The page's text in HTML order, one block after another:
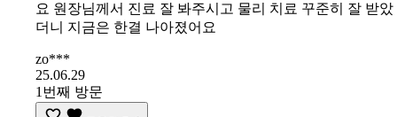
요 원장님께서 진료 잘 봐주시고 물리 치료 꾸준히 잘 받았
더니 지금은 한결 나아졌어요
zo***
25.06.29
1번째 방문